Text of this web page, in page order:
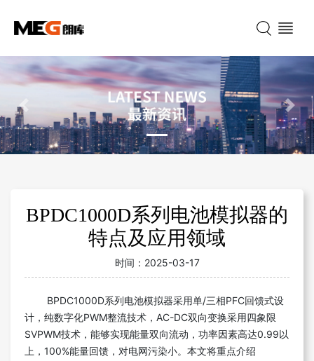
Previous Next
BPDC1000D系列电池模拟器的
特点及应用领域
时间： 2025-03-17
BPDC1000D系列电池模拟器采用单/三相PFC回馈式设
计，纯数字化PWM整流技术，AC-DC双向变换采用四象限
SVPWM技术，能够实现能量双向流动，功率因素高达0.99以
上，100%能量回馈，对电网污染小。本文将重点介绍